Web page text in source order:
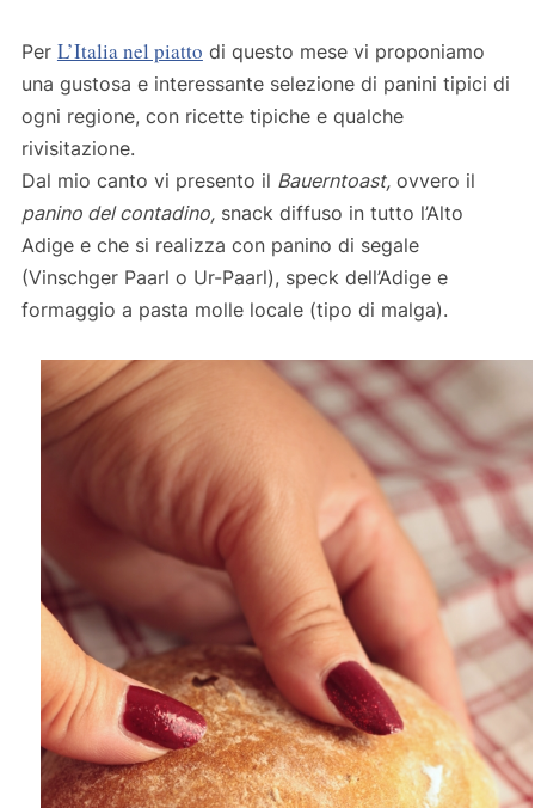
Per L’Italia nel piatto di questo mese vi proponiamo
una gustosa e interessante selezione di panini tipici di
ogni regione, con ricette tipiche e qualche
rivisitazione.
Dal mio canto vi presento il Bauerntoast,ovvero il
panino del contadino,snack diffuso in tutto l’Alto
Adige e che si realizza con panino di segale
(Vinschger Paarl o Ur-Paarl), speck dell’Adige e
formaggio a pasta molle locale (tipo di malga).